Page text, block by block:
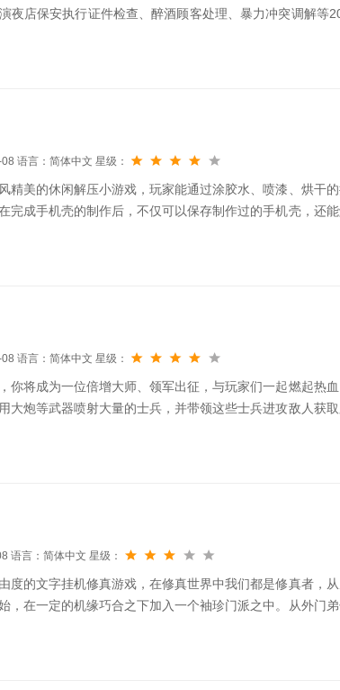
夜店保安执行证件检查、醉酒顾客处理、暴力冲突调解等
开社交，通过多分支对话影响剧情走向动态事件系统：​火
语言：简体中文 星级：
精美的休闲解压小游戏，玩家能通过涂胶水、喷漆、烘干
完成手机壳的制作后，不仅可以保存制作过的手机壳，还能
语言：简体中文 星级：
你将成为一位倍增大师、领军出征，与玩家们一起燃起热
大炮等武器喷射大量的士兵，并带领这些士兵进攻敌人获
正意义上的挑战：行动路线中会出现各种不同形式并且会
语言：简体中文 星级：
度的文字挂机修真游戏，在修真世界中我们都是修真者，
，在一定的机缘巧合之下加入一个袖珍门派之中。从外门
让自己慢慢的成为超脱凡尘的高端修真者。你需要不断前